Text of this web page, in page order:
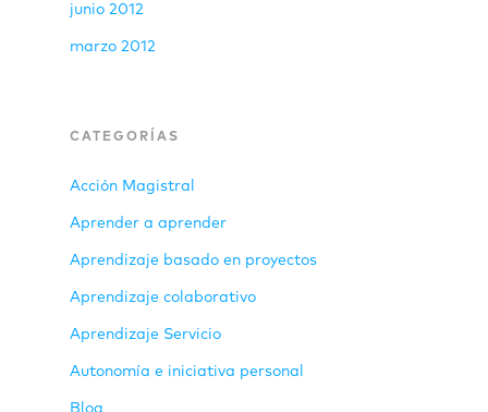
junio 2012
marzo 2012
CATEGORÍAS
Acción Magistral
Aprender a aprender
Aprendizaje basado en proyectos
Aprendizaje colaborativo
Aprendizaje Servicio
Autonomía e iniciativa personal
Blog